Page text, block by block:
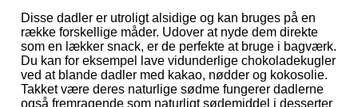
Disse dadler er utroligt alsidige og kan bruges på en
række forskellige måder. Udover at nyde dem direkte
som en lækker snack, er de perfekte at bruge i bagværk.
Du kan for eksempel lave vidunderlige chokoladekugler
ved at blande dadler med kakao, nødder og kokosolie.
Takket være deres naturlige sødme fungerer dadlerne
også fremragende som naturligt sødemiddel i desserter